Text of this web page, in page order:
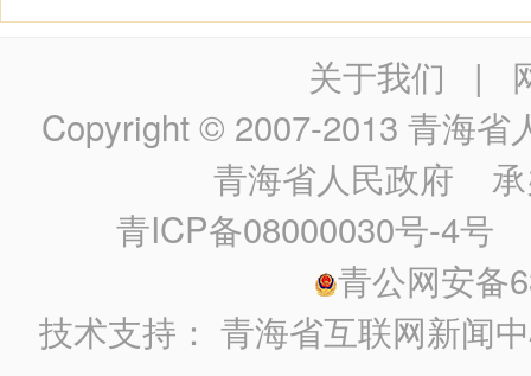
关于我们 |
Copyright © 2007-2013 青海省
青海省人民政府 承
青ICP备08000030号-4号
青公网安备
技术支持：青海省互联网新闻